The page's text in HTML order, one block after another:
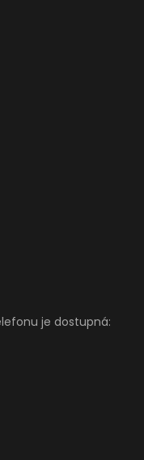
je dostupná: